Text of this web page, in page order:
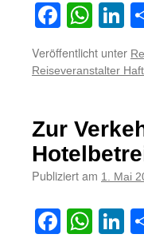
Veröffentlicht unter
Reiseveranstalter
Zur
Publiziert am 1. Mai